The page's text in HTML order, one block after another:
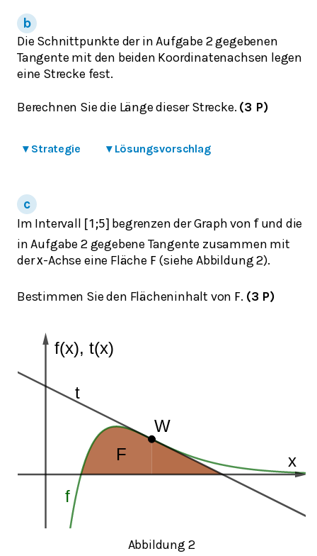
Die Schnittpunkte der in Aufgabe 2 gegebenen
Tangente mit den beiden Koordinatenachsen legen
eine Strecke fest.
Berechnen Sie die Länge dieser Strecke. (3 P)
▾ Strategie ▾ Lösungsvorschlag
Im Intervall [1 ;5] begrenzen der Graph von fund die
in Aufgabe 2 gegebene Tangente zusammen mit
derx-Achse eine Fläche F(siehe Abbildung 2).
Bestimmen Sie den Flächeninhalt von F. (3 P)
Abbildung 2